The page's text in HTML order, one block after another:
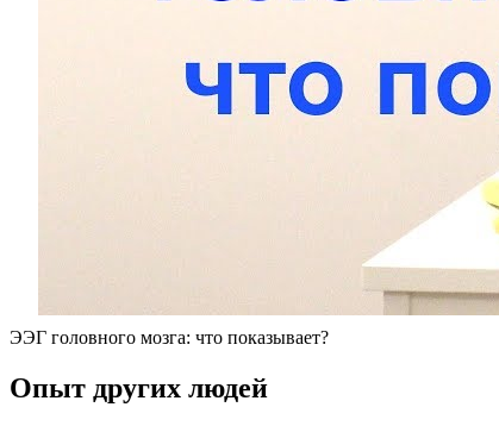
ЭЭГ головного мозга: что показывает?
Опыт других людей